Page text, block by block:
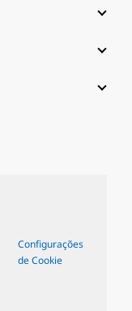
Configurações
de Cookie